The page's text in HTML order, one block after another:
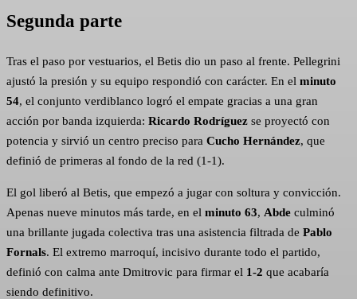
Segunda parte
Tras el paso por vestuarios, el Betis dio un paso al frente. Pellegrini
ajustó la presión y su equipo respondió con carácter. En el minuto
54, el conjunto verdiblanco logró el empate gracias a una gran
acción por banda izquierda: Ricardo Rodríguez se proyectó con
potencia y sirvió un centro preciso para Cucho Hernández, que
definió de primeras al fondo de la red (1-1).
El gol liberó al Betis, que empezó a jugar con soltura y convicción.
Apenas nueve minutos más tarde, en el minuto 63, Abde culminó
una brillante jugada colectiva tras una asistencia filtrada de Pablo
Fornals. El extremo marroquí, incisivo durante todo el partido,
definió con calma ante Dmitrovic para firmar el 1-2 que acabaría
siendo definitivo.